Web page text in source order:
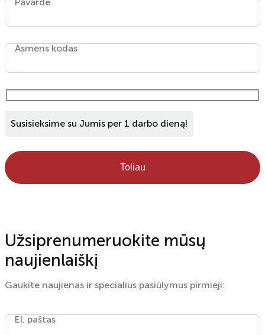
Pavardė
Asmens kodas
Susisieksime su Jumis per 1 darbo dieną!
Toliau
Užsiprenumeruokite mūsų
naujienlaiškį
Gaukite naujienas ir specialius pasiūlymus pirmieji:
El. paštas